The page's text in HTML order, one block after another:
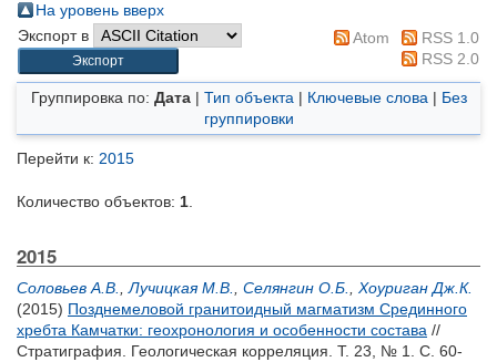
На уровень вверх
Экспорт в
Atom
RSS 1.0
RSS 2.0
Группировка по: Дата| Тип объекта | Ключевые слова | Без
группировки
Перейти к: 2015
Количество объектов: 1
2015
Соловьев А.В. Лучицкая М.В. Селянгин О.Б.
Хоуриган Дж.К.
(2015) Позднемеловой гранитоидный магматизм Срединного
хребта Камчатки: геохронология и особенности состава //
Стратиграфия. Геологическая корреляция. Т. 23, № 1. С. 60-